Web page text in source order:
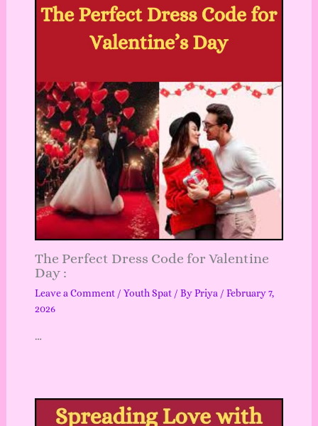
The Perfect Dress Code for Valentine
Day :
Leave a Comment / Youth Spat/ ByPriya / February 7,
2026
…